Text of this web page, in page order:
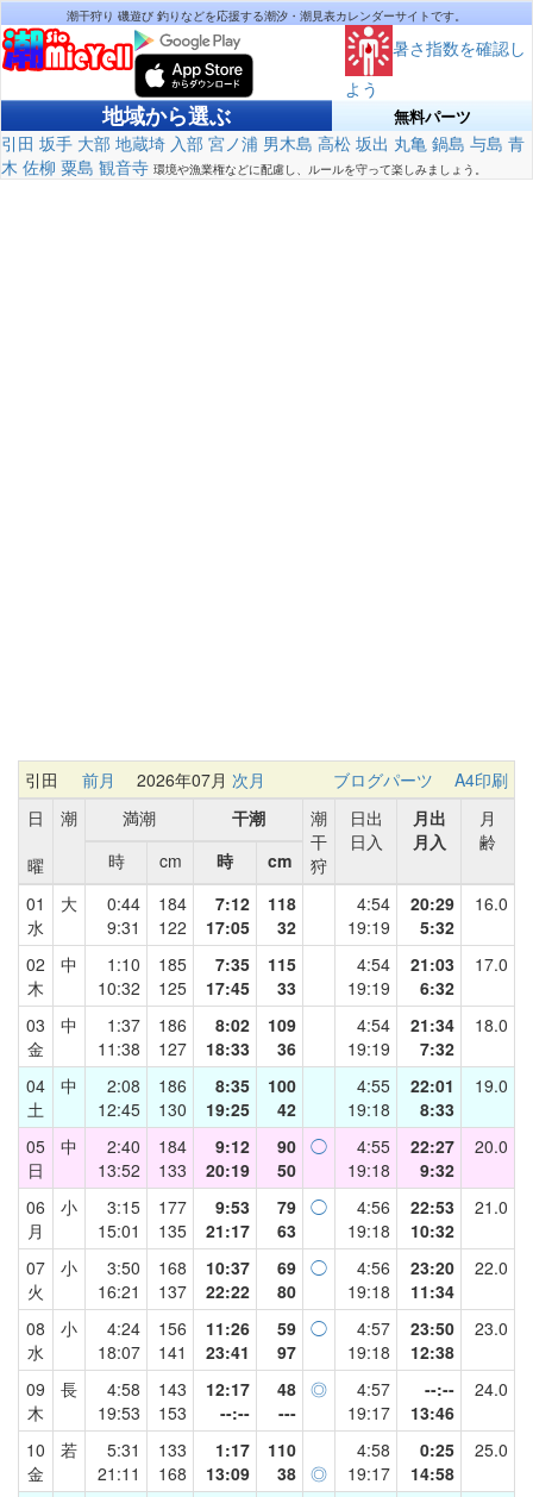
潮干狩り 磯遊び 釣りなどを応援する潮汐・潮見表カレンダーサイトです。
暑さ指数を確認し
よう
地域から選ぶ 無料パーツ
引田 坂手 大部 地蔵埼 入部 宮ノ浦 男木島 高松 坂出 丸亀 鍋島 与島 青
木 佐柳 粟島 観音寺 環境や漁業権などに配慮し、ルールを守って楽しみましょう。
引田 前月 2026年07月 次月 ブログパーツ
A4印刷
日
曜
潮 満潮 干潮
潮
干
狩
日出
日入
月出
月入
月
齢
時
cm 時
cm
01
水
大
0:44
9:31
184
122
7:12
17:05
118
32
4:54
19:19
20:29
5:32
16.0
02
木
中
1:10
10:32
185
125
7:35
17:45
115
33
4:54
19:19
21:03
6:32
17.0
03
金
中
1:37
11:38
186
127
8:02
18:33
109
36
4:54
19:19
21:34
7:32
18.0
04
土
中
2:08
12:45
186
130
8:35
19:25
100
42
4:55
19:18
22:01
8:33
19.0
05
日
中
2:40
13:52
184
133
9:12
20:19
90
50
◯
4:55
19:18
22:27
9:32
20.0
06
月
小
3:15
15:01
177
135
9:53
21:17
79
63
◯
4:56
19:18
22:53
10:32
21.0
07
火
小
3:50
16:21
168
137
10:37
22:22
69
80
◯
4:56
19:18
23:20
11:34
22.0
08
水
小
4:24
18:07
156
141
11:26
23:41
59
97
◯
4:57
19:18
23:50
12:38
23.0
09
木
長
4:58
19:53
143
153
12:17
--:--
48
---
◎
4:57
19:17
--:--
13:46
24.0
10
金
若
5:31
21:11
133
168
1:17
13:09
110
38 ◎
4:58
19:17
0:25
14:58
25.0